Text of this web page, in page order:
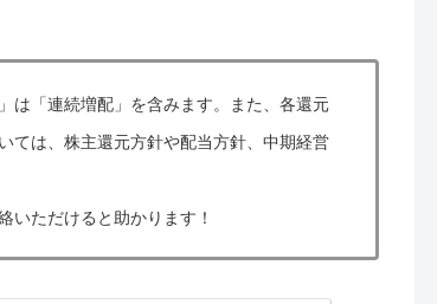
は「連続増配」を含みます。また、各還元
ては、株主還元方針や配当方針、中期経営
いただけると助かります！